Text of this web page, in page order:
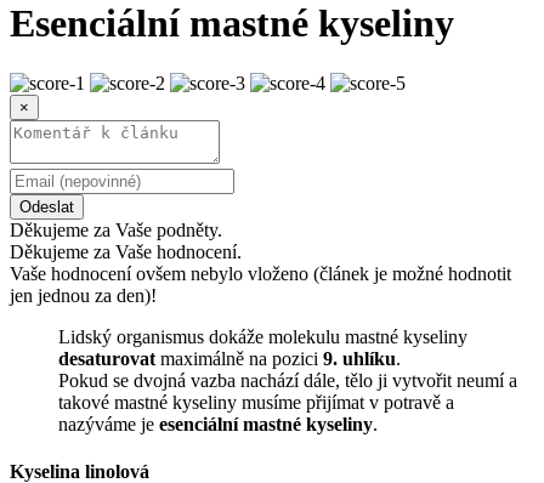
Esenciální mastné kyseliny
×
Odeslat
Děkujeme za Vaše podněty.
Děkujeme za Vaše hodnocení.
Vaše hodnocení ovšem nebylo vloženo (článek je možné hodnotit
jen jednou za den)!
Lidský organismus dokáže molekulu mastné kyseliny
desaturovat maximálně na pozici 9. uhlíku.
Pokud se dvojná vazba nachází dále, tělo ji vytvořit neumí a
takové mastné kyseliny musíme přijímat v potravě a
nazýváme je esenciální mastné kyseliny.
Kyselina linolová